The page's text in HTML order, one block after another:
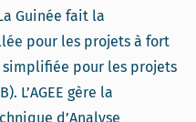
Guinée fait la
pour les projets à fort
simplifiée pour les projets
L’AGEE gère la
d’Analyse